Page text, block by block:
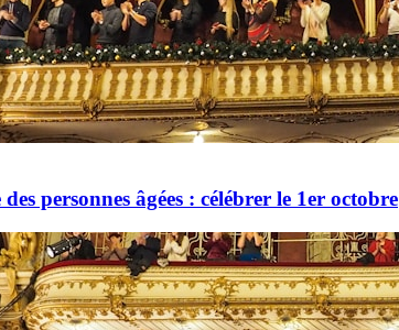
personnes âgées : célébrer le 1er octobre